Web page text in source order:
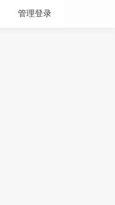
管理登录